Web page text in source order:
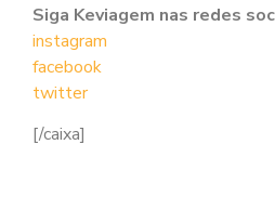
Siga Keviagem nas redes
instagram
facebook
twitter
[/caixa]